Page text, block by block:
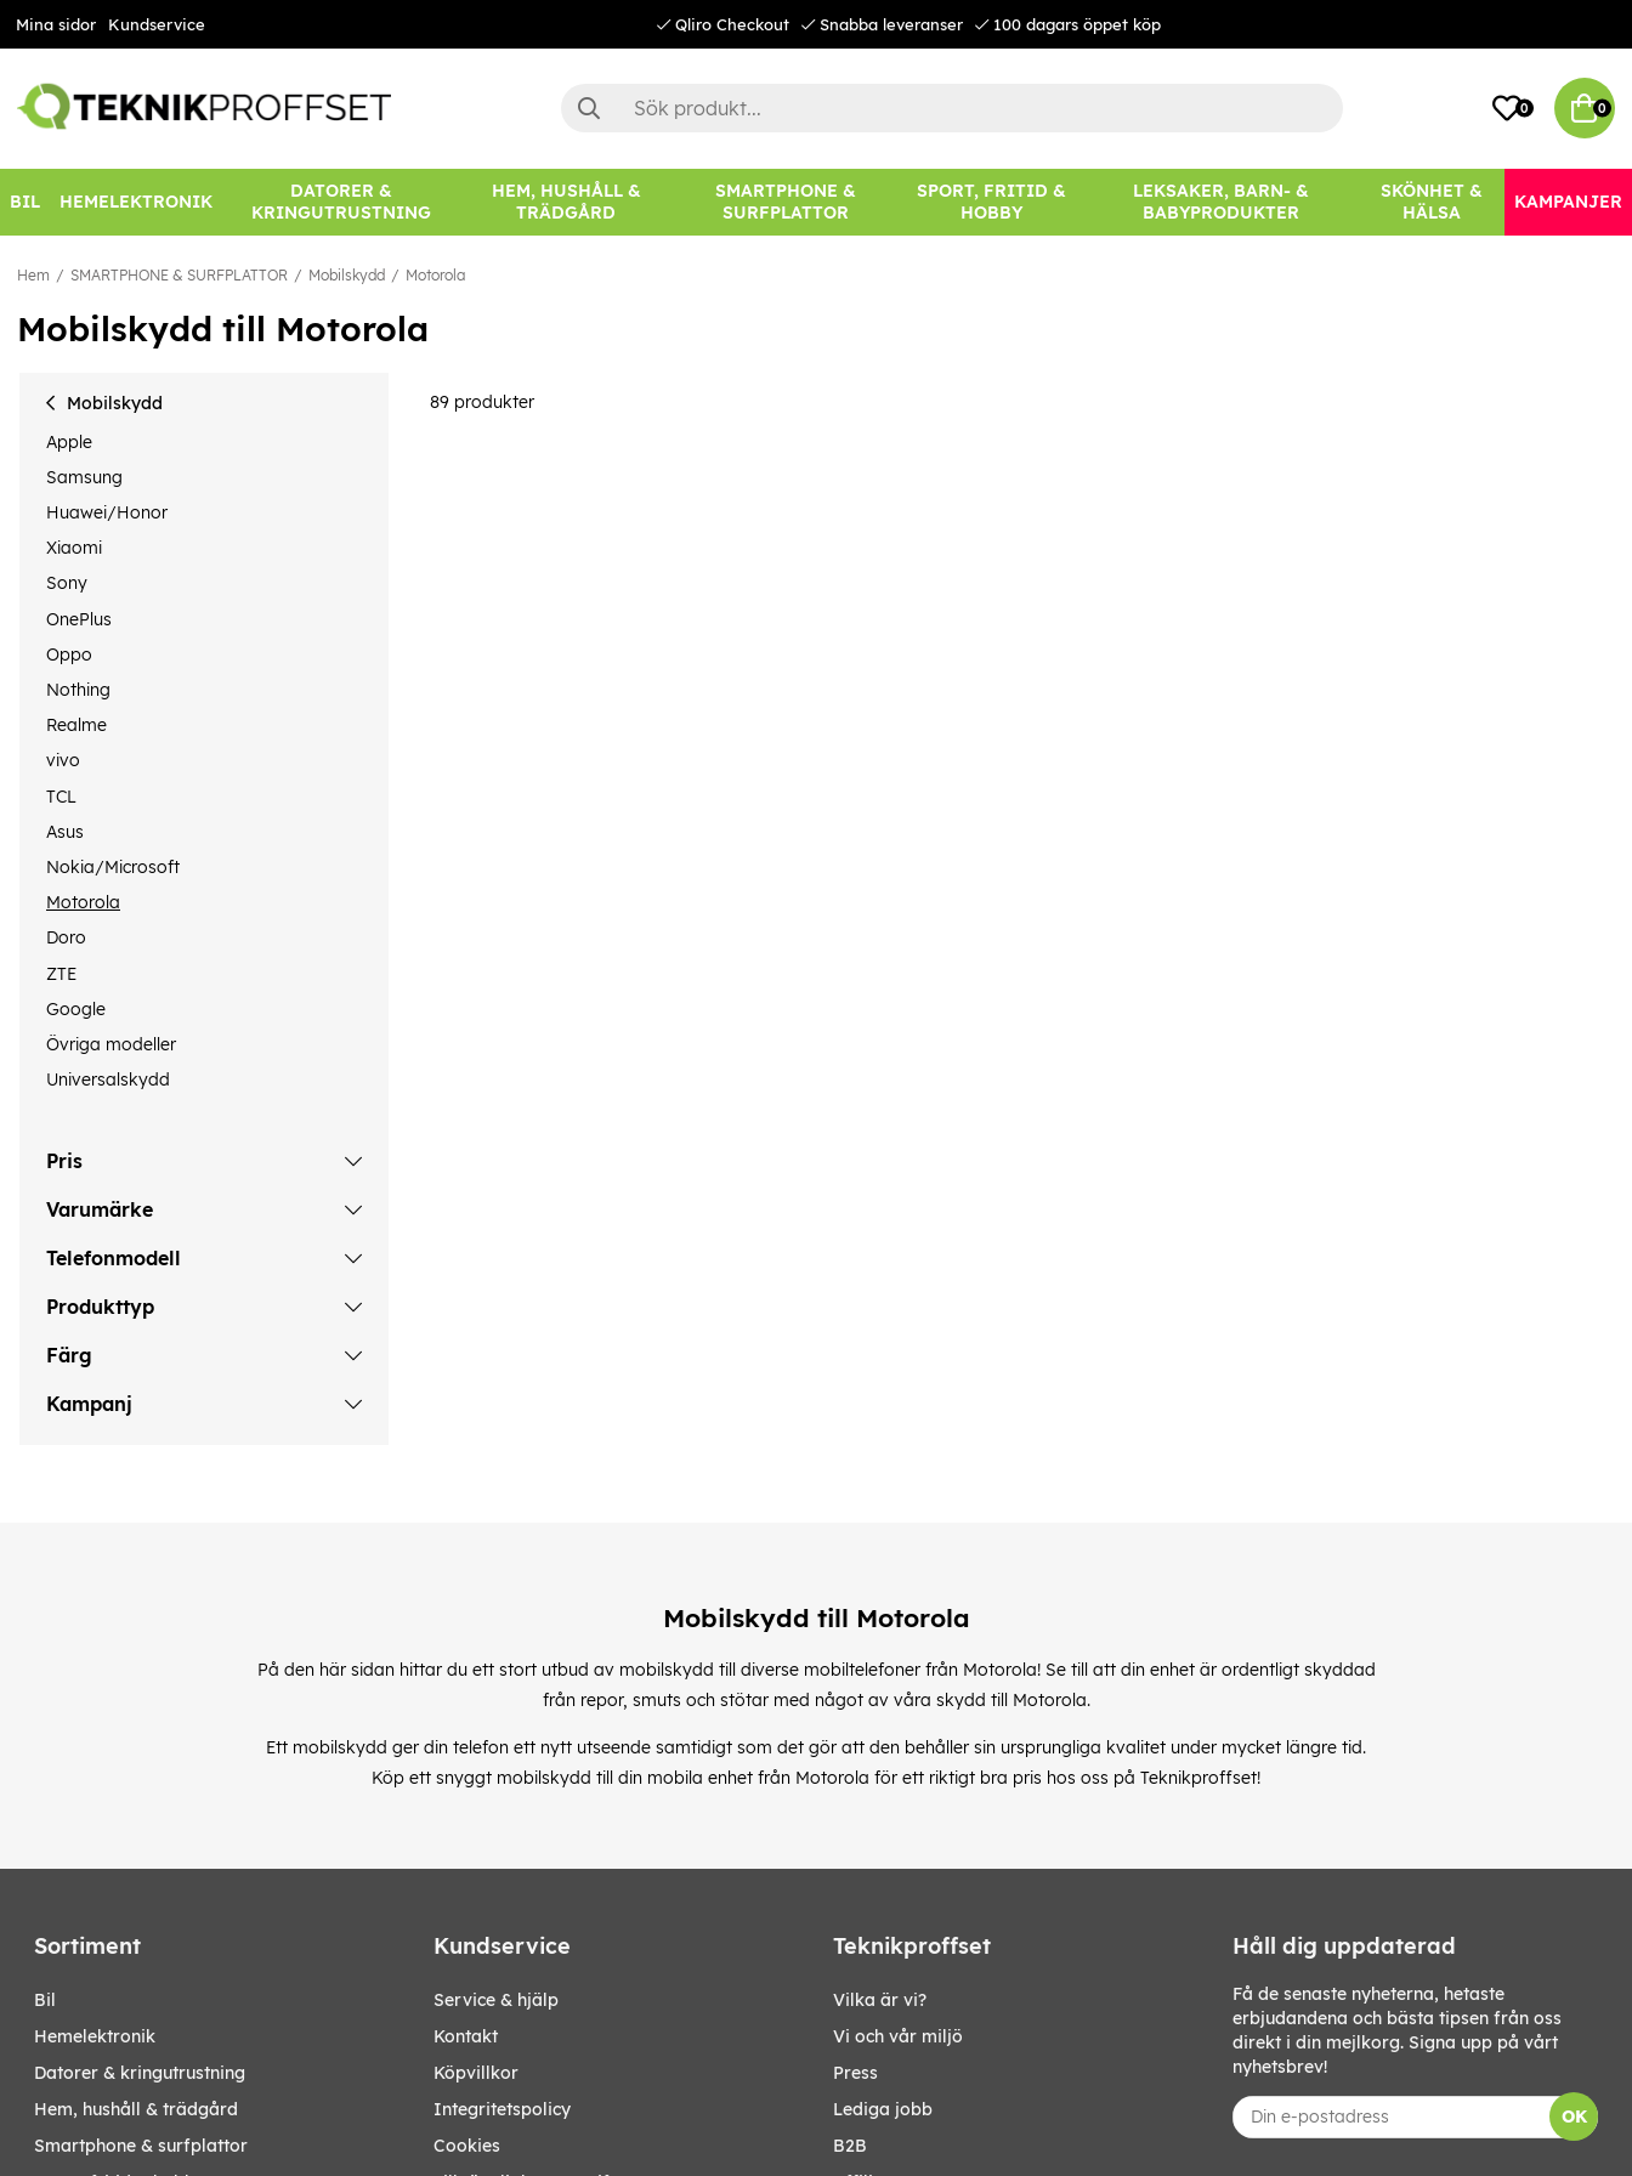
Mina sidor Kundservice Qliro Checkout Snabba leveranser 100 dagars öppet köp
0 0
BIL HEMELEKTRONIK
DATORER &
KRINGUTRUSTNING
HEM, HUSHÅLL &
TRÄDGÅRD
SMARTPHONE &
SURFPLATTOR
SPORT, FRITID &
HOBBY
LEKSAKER, BARN- &
BABYPRODUKTER
SKÖNHET &
HÄLSA
KAMPANJER
Hem SMARTPHONE & SURFPLATTOR Mobilskydd Motorola
Mobilskydd till Motorola
Mobilskydd
Apple
Samsung
Huawei/Honor
Xiaomi
Sony
OnePlus
Oppo
Nothing
Realme
vivo
TCL
Asus
Nokia/Microsoft
Motorola
Doro
ZTE
Google
Övriga modeller
Universalskydd
Pris
Varumärke
Telefonmodell
Produkttyp
Färg
Kampanj
89 produkter
Mobilskydd till Motorola
På den här sidan hittar du ett stort utbud av mobilskydd till diverse mobiltelefoner från Motorola! Se till att din enhet är ordentligt skyddad
från repor, smuts och stötar med något av våra skydd till Motorola.
Ett mobilskydd ger din telefon ett nytt utseende samtidigt som det gör att den behåller sin ursprungliga kvalitet under mycket längre tid.
Köp ett snyggt mobilskydd till din mobila enhet från Motorola för ett riktigt bra pris hos oss på Teknikproffset!
Sortiment
bil
hemelektronik
datorer & kringutrustning
hem, hushåll & trädgård
smartphone & surfplattor
Kundservice
Service & hjälp
Kontakt
Köpvillkor
Integritetspolicy
Cookies
Teknikproffset
Vilka är vi?
Vi och vår miljö
Press
Lediga jobb
B2B
Håll dig uppdaterad
Få de senaste nyheterna, hetaste
erbjudandena och bästa tipsen från oss
direkt i din mejlkorg. Signa upp på vårt
nyhetsbrev!
OK